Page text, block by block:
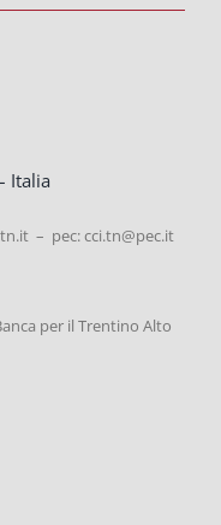
Italia
– pec: cci.tn@pec.it
per il Trentino Alto